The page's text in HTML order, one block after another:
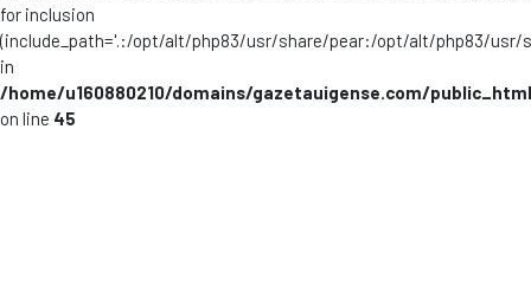
for inclusion
(include_path='.:/opt/alt/php83/usr/share/pear:/opt/alt/php83/
in
/home/u160880210/domains/gazetauigense.com/
on line 45